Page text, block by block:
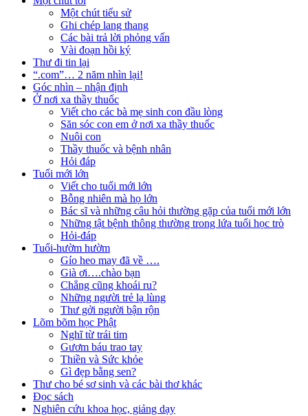
Một chút tiểu sử
Ghi chép lang thang
Các bài trả lời phỏng vấn
Vài đoạn hồi ký
Thư đi tin lại
“.com”… 2 năm nhìn lại!
Góc nhìn – nhận định
Ở nơi xa thầy thuốc
Viết cho các bà mẹ sinh con đầu lòng
Săn sóc con em ở nơi xa thầy thuốc
Nuôi con
Thầy thuốc và bệnh nhân
Hỏi đáp
Tuổi mới lớn
Viết cho tuổi mới lớn
Bỗng nhiên mà họ lớn
Bác sĩ và những câu hỏi thường gặp của tuổi mới lớn
Những tật bệnh thông thường trong lứa tuổi học trò
Hỏi-đáp
Tuổi-hườm hườm
Gío heo may đã về ….
Già ơi….chào bạn
Chẳng cũng khoái ru?
Những người trẻ lạ lùng
Thư gởi người bận rộn
Lõm bõm học Phật
Nghĩ từ trái tim
Gươm báu trao tay
Thiền và Sức khỏe
Gì đẹp bằng sen?
Thư cho bé sơ sinh và các bài thơ khác
Đọc sách
Nghiên cứu khoa học, giảng dạy